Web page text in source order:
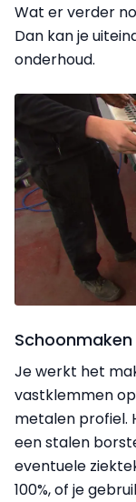
Wat er verder
Dan kan je
onderhoud.
Schoonmaken
Je werkt het
vastklemmen
metalen profiel.
een stalen
eventuele
100%, of je